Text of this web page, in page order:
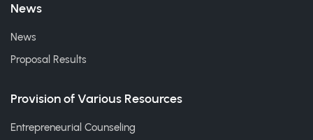
News
News
Proposal Results
Provision of Various Resources
Entrepreneurial Counseling